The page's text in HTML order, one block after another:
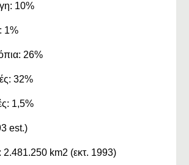
10%
1%
26%
32%
1,5%
est.)
2.481.250 km2 (εκτ. 1993)